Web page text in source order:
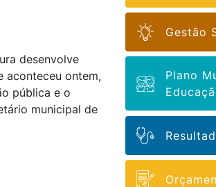
desenvolve
aconteceu ontem,
pública e o
municipal de
Gestão
Plano